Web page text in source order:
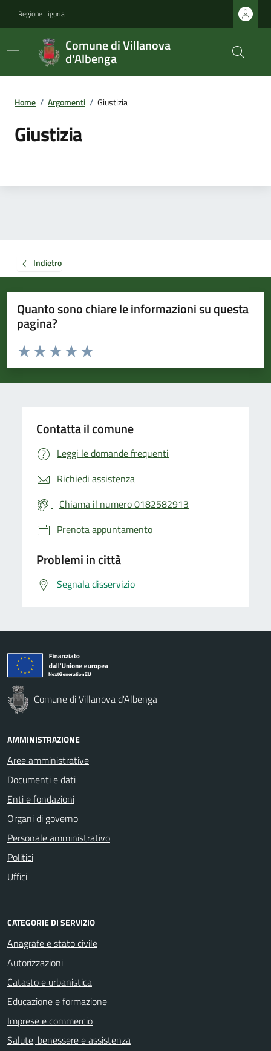
Regione Liguria
Comune di Villanova
d'Albenga
Home / Argomenti / Giustizia
Giustizia
Indietro
Quanto sono chiare le informazioni su questa
pagina?
Valuta da 1 a 5 stelle la pagina
Valuta 5 stelle su 5
Valuta 4 stelle su 5
Valuta 3 stelle su 5
Valuta 2 stelle su 5
Valuta 1 stelle su 5
Contatta il comune
Leggi le domande frequenti
Richiedi assistenza
Chiama il numero 0182582913
Prenota appuntamento
Problemi in città
Segnala disservizio
Comune di Villanova d'Albenga
AMMINISTRAZIONE
Aree amministrative
Documenti e dati
Enti e fondazioni
Organi di governo
Personale amministrativo
Politici
Uffici
CATEGORIE DI SERVIZIO
Anagrafe e stato civile
Autorizzazioni
Catasto e urbanistica
Educazione e formazione
Imprese e commercio
Salute, benessere e assistenza